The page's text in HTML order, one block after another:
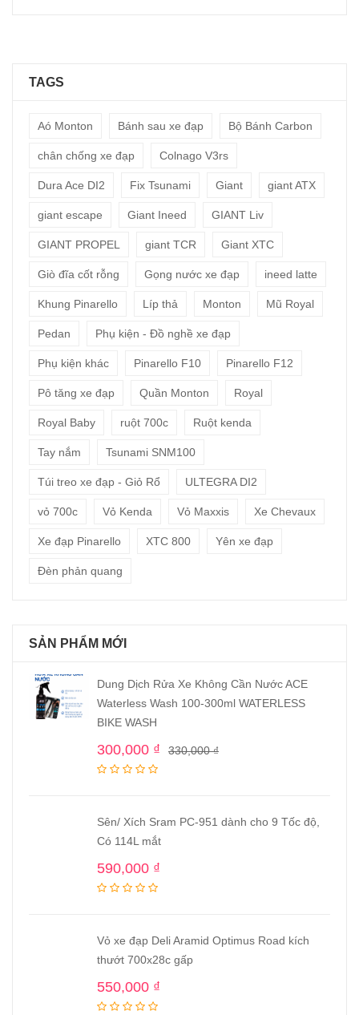
TAGS
Aó Monton Bánh sau xe đạp Bộ Bánh Carbon
chân chống xe đạp Colnago V3rs
Dura Ace DI2 Fix Tsunami Giant giant ATX
giant escape Giant Ineed GIANT Liv
GIANT PROPEL giant TCR Giant XTC
Giò đĩa cốt rỗng Gọng nước xe đạp ineed latte
Khung Pinarello Líp thả Monton Mũ Royal
Pedan Phụ kiện - Đồ nghề xe đạp
Phụ kiện khác Pinarello F10 Pinarello F12
Pô tăng xe đạp Quần Monton Royal
Royal Baby ruột 700c Ruột kenda
Tay nắm Tsunami SNM100
Túi treo xe đạp - Giỏ Rổ ULTEGRA DI2
vỏ 700c Vỏ Kenda Vỏ Maxxis Xe Chevaux
Xe đạp Pinarello XTC 800 Yên xe đạp
Đèn phản quang
SẢN PHẨM MỚI
Dung Dịch Rửa Xe Không Cần Nước ACE
Waterless Wash 100-300ml WATERLESS
BIKE WASH
330,000₫
300,000 ₫
Sên/ Xích Sram PC-951 dành cho 9 Tốc độ,
Có 114L mắt
590,000 ₫
Vỏ xe đạp Deli Aramid Optimus Road kích
thướt 700x28c gấp
550,000 ₫